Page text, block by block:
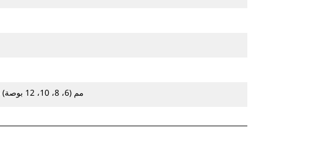
152، 203، 254، 305 مم (6، 8، 10، 12 بوصة)